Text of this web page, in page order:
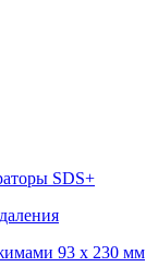
SDS+
93 х 230 мм